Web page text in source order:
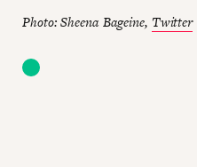
Photo: Sheena Bageine, Twitter